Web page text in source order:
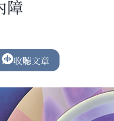
障
收聽文章